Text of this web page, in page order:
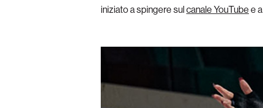
iniziato a spingere sulcanale YouTube e a